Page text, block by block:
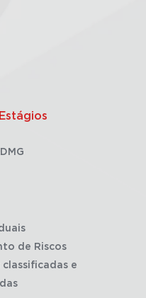
de Riscos
classificadas e